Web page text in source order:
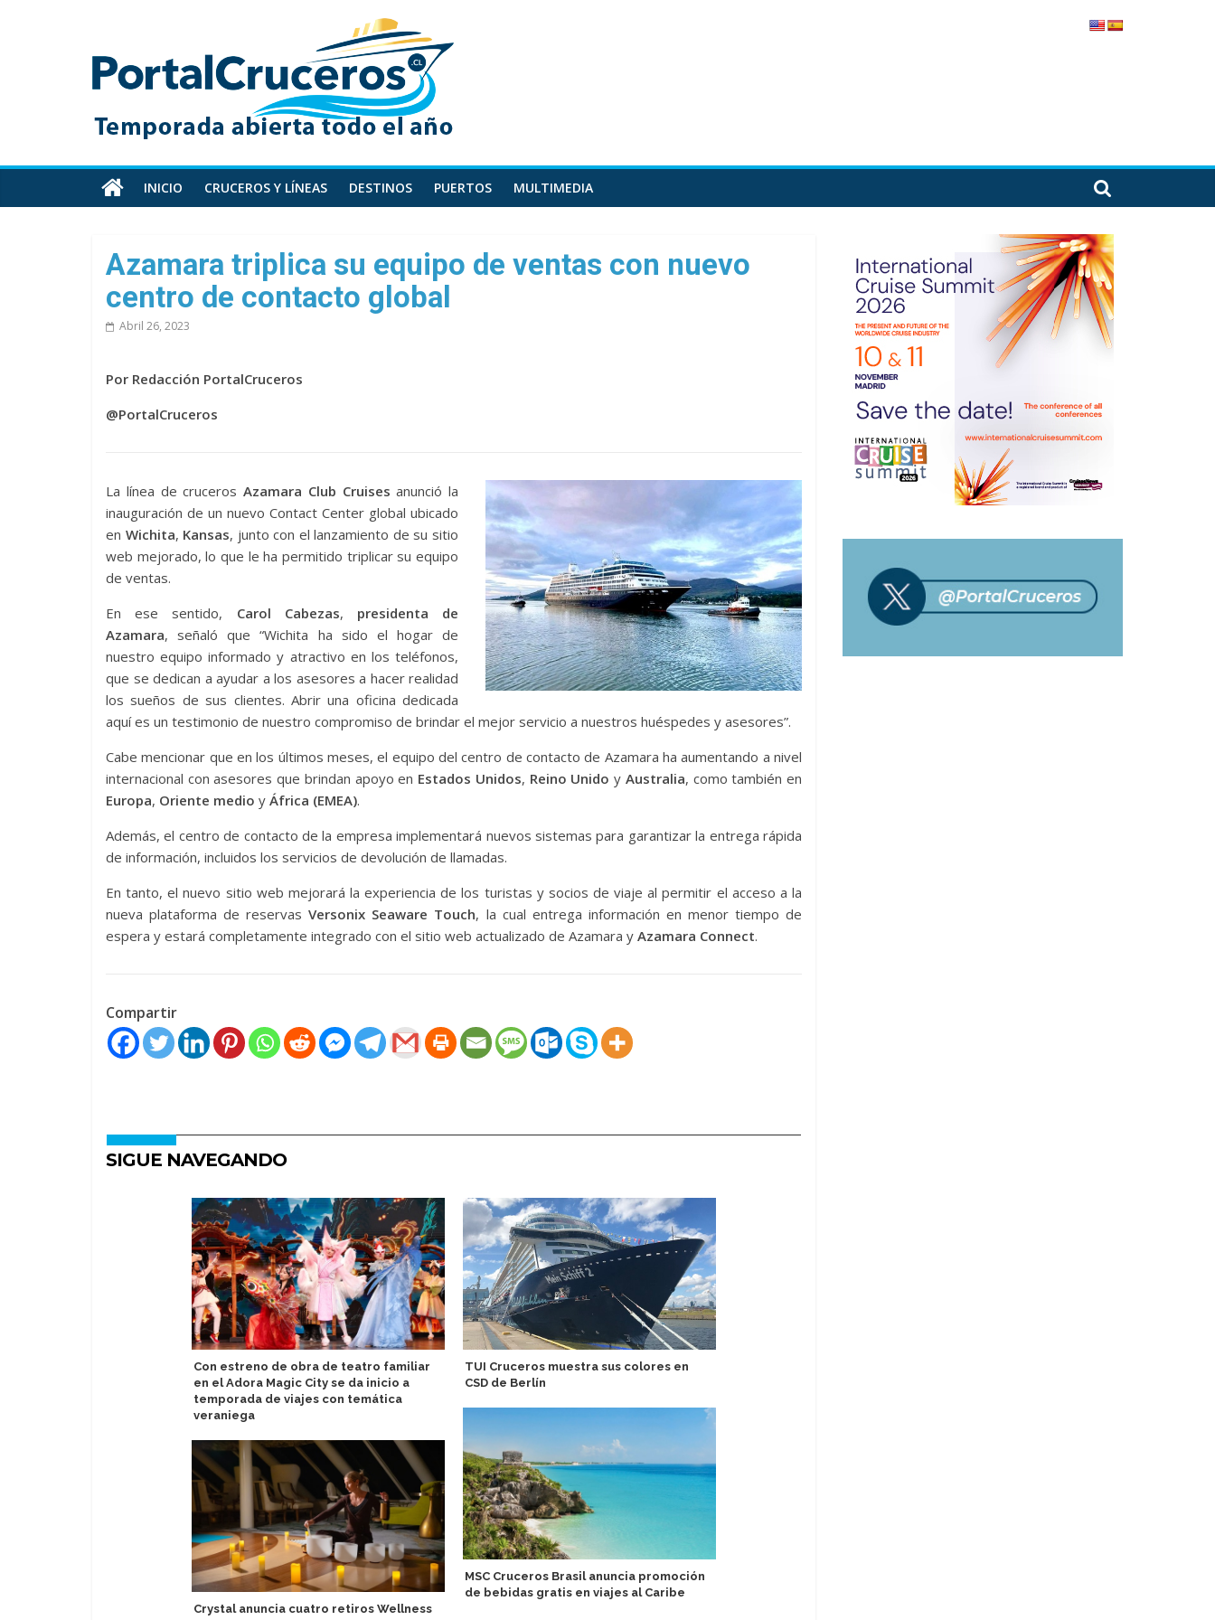
PortalCruceros
Toda
información
cruceros
en
un
sitio
INICIO CRUCEROS Y LÍNEAS DESTINOS PUERTOS MULTIMEDIA
Azamara triplica su equipo de ventas con nuevo
centro de contacto global
Abril 26, 2023
Por Redacción PortalCruceros
@PortalCruceros
La línea de cruceros Azamara Club Cruisesanunció la
inauguración de un nuevo Contact Center global ubicado
en Wichita, Kansas, junto con el lanzamiento de su sitio
web mejorado, lo que le ha permitido triplicar su equipo
de ventas.
En ese sentido, Carol Cabezas, presidenta de
Azamara, señaló que “Wichita ha sido el hogar de
nuestro equipo informado y atractivo en los teléfonos,
que se dedican a ayudar a los asesores a hacer realidad
los sueños de sus clientes. Abrir una oficina dedicada
aquí es un testimonio de nuestro compromiso de brindar el mejor servicio a nuestros huéspedes y asesores”.
Cabe mencionar que en los últimos meses, el equipo del centro de contacto de Azamara ha aumentando a nivel
internacional con asesores que brindan apoyo en Estados Unidos, Reino Unido y Australia, como también en
Europa, Oriente medio y África (EMEA).
Además, el centro de contacto de la empresa implementará nuevos sistemas para garantizar la entrega rápida
de información, incluidos los servicios de devolución de llamadas.
En tanto, el nuevo sitio web mejorará la experiencia de los turistas y socios de viaje al permitir el acceso a la
nueva plataforma de reservasVersonix Seaware Touch, la cual entrega información en menor tiempo de
espera y estará completamente integrado con el sitio web actualizado de Azamara y Azamara Connect.
Compartir
SIGUE NAVEGANDO
Con estreno de obra de teatro familiar
en el Adora Magic City se da inicio a
temporada de viajes con temática
veraniega
Crystal anuncia cuatro retiros Wellness
TUI Cruceros muestra sus colores en
CSD de Berlín
MSC Cruceros Brasil anuncia promoción
de bebidas gratis en viajes al Caribe